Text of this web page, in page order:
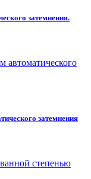
затемнения.
затемнения